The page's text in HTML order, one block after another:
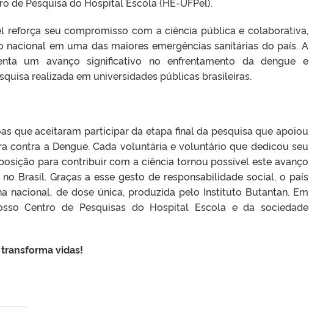
reforça seu compromisso com a ciência pública e colaborativa,
em uma das maiores emergências sanitárias do país. A
um avanço significativo no enfrentamento da dengue e
realizada em universidades públicas brasileiras.
que aceitaram participar da etapa final da pesquisa que apoiou
contra a Dengue. Cada voluntária e voluntário que dedicou seu
para contribuir com a ciência tornou possível este avanço
Brasil. Graças a esse gesto de responsabilidade social, o país
nacional, de dose única, produzida pelo Instituto Butantan. Em
Centro de Pesquisas do Hospital Escola e da sociedade
vidas!